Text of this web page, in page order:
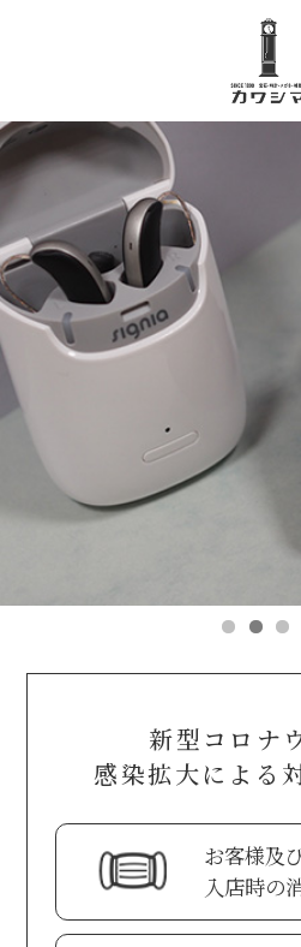
新型コロナ
感染拡大による
お客様及
入店時の